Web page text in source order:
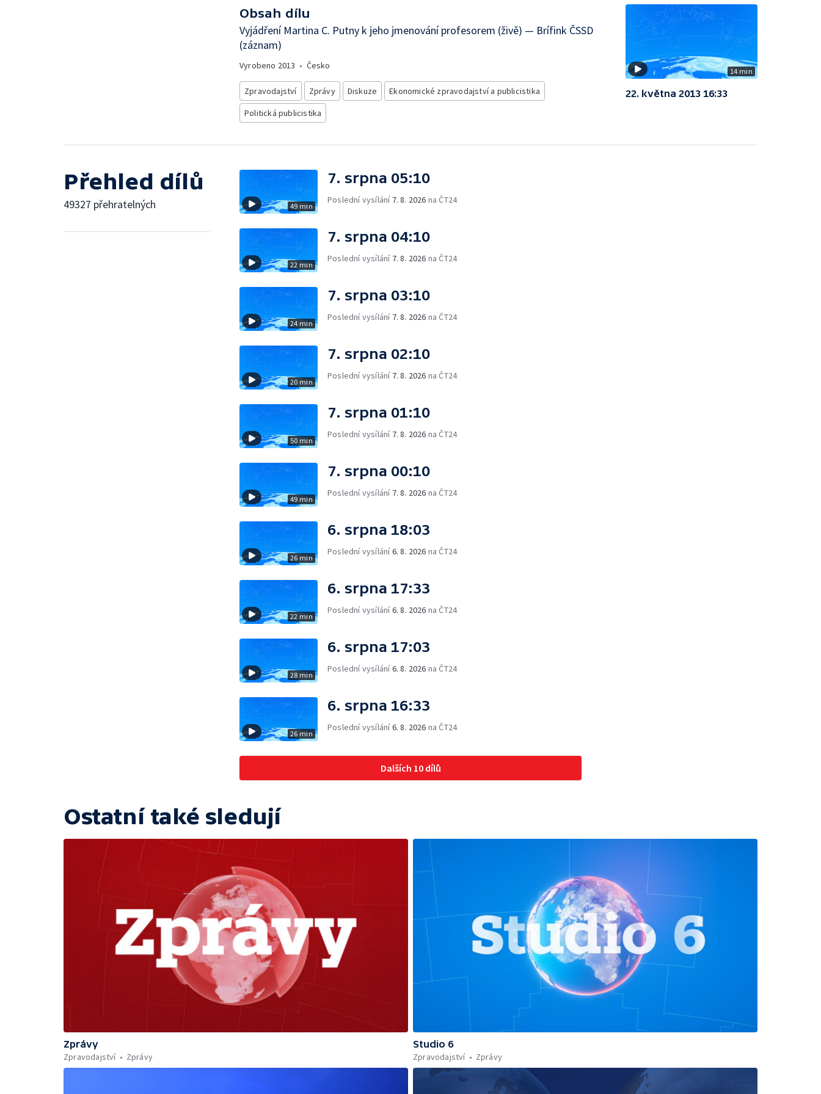
Obsah dílu
Vyjádření Martina C. Putny k jeho jmenování profesorem (živě) — Brífink ČSSD
(záznam)
Vyrobeno 2013 • Česko
Zpravodajství Zprávy Diskuze
Ekonomické zpravodajství a publicistika
Politická publicistika
14 min
22. května 2013 16:33
Přehled dílů
49327 přehratelných 49 min
7. srpna 05:10
Poslední vysílání 7. 8. 2026 na ČT24
22 min
7. srpna 04:10
Poslední vysílání 7. 8. 2026 na ČT24
24 min
7. srpna 03:10
Poslední vysílání 7. 8. 2026 na ČT24
20 min
7. srpna 02:10
Poslední vysílání 7. 8. 2026 na ČT24
50 min
7. srpna 01:10
Poslední vysílání 7. 8. 2026 na ČT24
49 min
7. srpna 00:10
Poslední vysílání 7. 8. 2026 na ČT24
26 min
6. srpna 18:03
Poslední vysílání6. 8. 2026 na ČT24
22 min
6. srpna 17:33
Poslední vysílání6. 8. 2026 na ČT24
28 min
6. srpna 17:03
Poslední vysílání6. 8. 2026 na ČT24
26 min
6. srpna 16:33
Poslední vysílání6. 8. 2026 na ČT24
Dalších 10 dílů
Ostatní také sledují
Zprávy
Zpravodajství
Zprávy
Studio 6
Zpravodajství
Zprávy